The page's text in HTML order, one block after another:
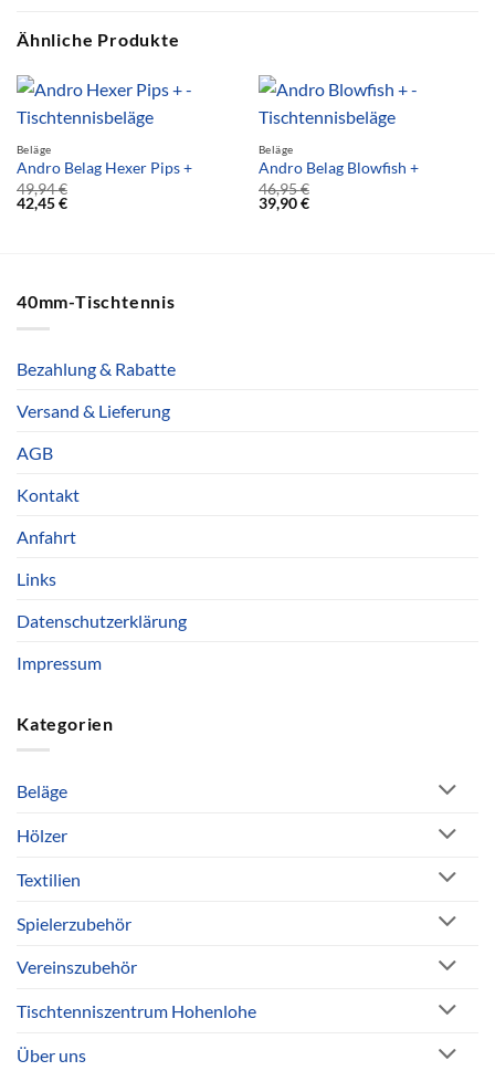
Ähnliche Produkte
Beläge
Andro Belag Hexer Pips +
49,94€
42,45€
Beläge
Andro Belag Blowfish +
46,95€
39,90€
40mm-Tischtennis
Bezahlung & Rabatte
Versand & Lieferung
AGB
Kontakt
Anfahrt
Links
Datenschutzerklärung
Impressum
Kategorien
Beläge
Hölzer
Textilien
Spielerzubehör
Vereinszubehör
Tischtenniszentrum Hohenlohe
Über uns